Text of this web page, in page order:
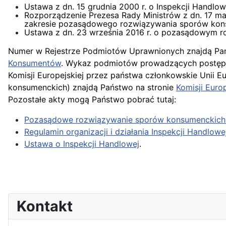
Ustawa z dn. 15 grudnia 2000 r. o Inspekcji
Rozporządzenie Prezesa Rady Ministrów z dn. 17
zakresie pozasądowego rozwiązywania sporów
Ustawa z dn. 23 września 2016 r. o pozasądowym
Numer w Rejestrze Podmiotów Uprawnionych znajdą
Konsumentów. Wykaz podmiotów prowadzących
Komisji Europejskiej przez państwa członkowskie Unii
konsumenckich) znajdą Państwo na stronie Komisji
Pozostałe akty mogą Państwo pobrać tutaj:
Pozasądowe rozwiązywanie sporów
Regulamin organizacji i działania Inspekcji
Ustawa o Inspekcji Handlowej.
Kontakt